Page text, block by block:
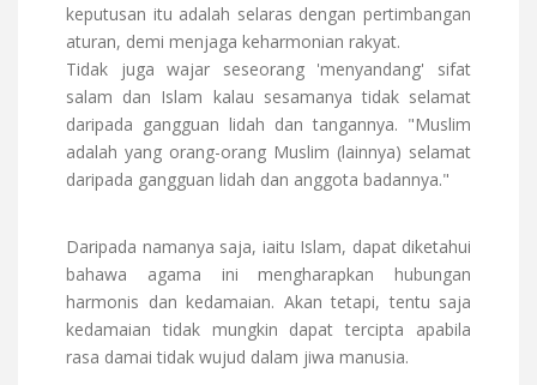
keputusan itu adalah selaras dengan pertimbangan
aturan, demi menjaga keharmonian rakyat.
Tidak juga wajar seseorang 'menyandang' sifat
salam dan Islam kalau sesamanya tidak selamat
daripada gangguan lidah dan tangannya. "Muslim
adalah yang orang-orang Muslim (lainnya) selamat
daripada gangguan lidah dan anggota badannya."
Daripada namanya saja, iaitu Islam, dapat diketahui
bahawa agama ini mengharapkan hubungan
harmonis dan kedamaian. Akan tetapi, tentu saja
kedamaian tidak mungkin dapat tercipta apabila
rasa damai tidak wujud dalam jiwa manusia.